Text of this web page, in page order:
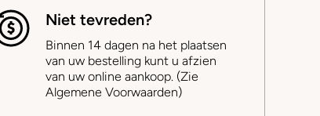
Niet tevreden?
Binnen 14 dagen na het plaatsen
van uw bestelling kunt u afzien
van uw online aankoop. (Zie
Algemene Voorwaarden)